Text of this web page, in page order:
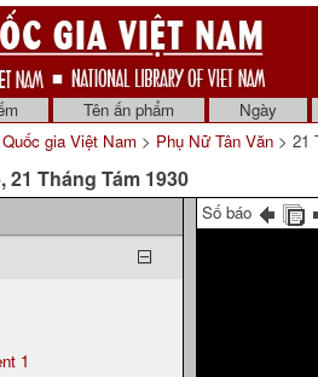
Tên ấn phẩm
Ngày
gia Việt Nam > Phụ Nữ Tân Văn > 21
21 Tháng Tám 1930
1
Số báo